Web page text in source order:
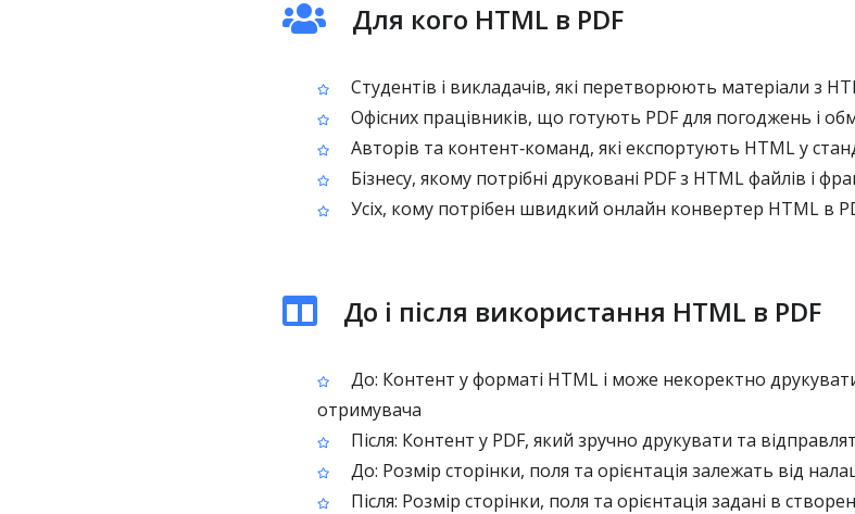
Для кого HTML в PDF
Студентів і викладачів, які перетворюють матеріали з
Офісних працівників, що готують PDF для погоджень і
Авторів та контент‑команд, які експортують HTML у
Бізнесу, якому потрібні друковані PDF з HTML файлів і
Усіх, кому потрібен швидкий онлайн конвертер HTML в
До і після використання HTML в PDF
До: Контент у форматі HTML і може некоректно
отримувача
Після: Контент у PDF, який зручно друкувати та
До: Розмір сторінки, поля та орієнтація залежать від
Після: Розмір сторінки, поля та орієнтація задані в